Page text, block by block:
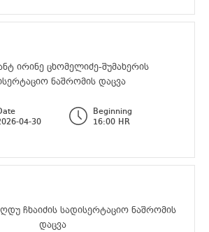
ირინე ცხომელიძე-შუმახერის
ნაშრომის დაცვა
04-30
Beginning
16:00 HR
ჩხაიძის სადისერტაციო ნაშრომის
დაცვა